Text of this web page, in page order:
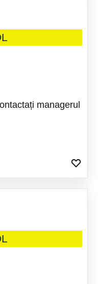
managerul